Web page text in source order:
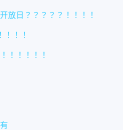
放日？？？？？！！！！
！！
！！！！！